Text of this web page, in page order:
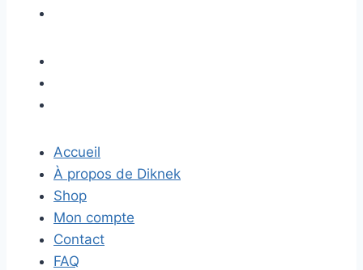
Accueil
À propos de Diknek
Shop
Mon compte
Contact
FAQ